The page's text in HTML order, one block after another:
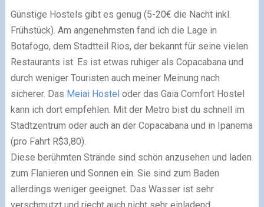
Günstige Hostels gibt es genug (5-20€ die Nacht inkl.
Frühstück). Am angenehmsten fand ich die Lage in
Botafogo, dem Stadtteil Rios, der bekannt für seine vielen
Restaurants ist. Es ist etwas ruhiger als Copacabana und
durch weniger Touristen auch meiner Meinung nach
sicherer. Das Meiai Hostel oder das Gaia Comfort Hostel
kann ich dort empfehlen. Mit der Metro bist du schnell im
Stadtzentrum oder auch an der Copacabana und in Ipanema
(pro Fahrt R$3,80).
Diese berühmten Strände sind schön anzusehen und laden
zum Flanieren und Sonnen ein. Sie sind zum Baden
allerdings weniger geeignet. Das Wasser ist sehr